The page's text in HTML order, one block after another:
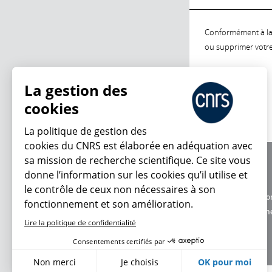
Conformément à
ou supprimer
Charte
Données
La gestion des
cookies
La politique de gestion des
cookies du CNRS est élaborée en adéquation avec
sa mission de recherche scientifique. Ce site vous
donne l’information sur les cookies qu’il utilise et
le contrôle de ceux non nécessaires à son
fonctionnement et son amélioration.
Lire la politique de confidentialité
Consentements certifiés par
Non merci Je choisis OK pour moi